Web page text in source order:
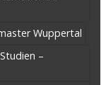
Wuppertal
–